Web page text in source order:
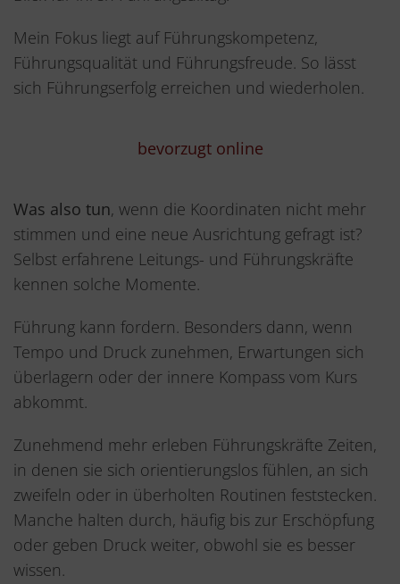
Mein Fokus liegt auf Führungskompetenz,
Führungsqualität und Führungsfreude. So lässt
sich Führungserfolg erreichen und wiederholen.
bevorzugt online
Was also tun, wenn die Koordinaten nicht mehr
stimmen und eine neue Ausrichtung gefragt ist?
Selbst erfahrene Leitungs- und Führungskräfte
kennen solche Momente.
Führung kann fordern. Besonders dann, wenn
Tempo und Druck zunehmen, Erwartungen sich
überlagern oder der innere Kompass vom Kurs
abkommt.
Zunehmend mehr erleben Führungskräfte Zeiten,
in denen sie sich orientierungslos fühlen, an sich
zweifeln oder in überholten Routinen feststecken.
Manche halten durch, häufig bis zur Erschöpfung
oder geben Druck weiter, obwohl sie es besser
wissen.